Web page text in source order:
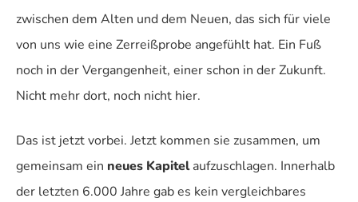
zwischen dem Alten und dem Neuen, das sich für viele
von uns wie eine Zerreißprobe angefühlt hat. Ein Fuß
noch in der Vergangenheit, einer schon in der Zukunft.
Nicht mehr dort, noch nicht hier.
Das ist jetzt vorbei. Jetzt kommen sie zusammen, um
gemeinsam ein neues Kapitelaufzuschlagen. Innerhalb
der letzten 6.000 Jahre gab es kein vergleichbares